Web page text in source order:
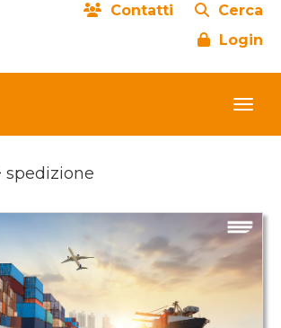
Contatti
Cerca
Login
spedizione